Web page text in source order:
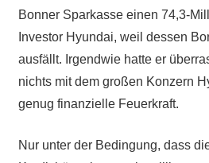
Bonner Sparkasse einen 74,3-
Investor Hyundai, weil dessen
ausfällt. Irgendwie hatte er
nichts mit dem großen Konzern
genug finanzielle Feuerkraft.
Nur unter der Bedingung, dass